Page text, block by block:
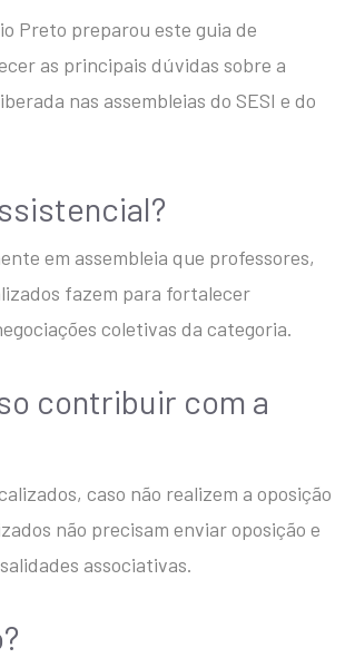
Preto preparou este guia de
as principais dúvidas sobre a
nas assembleias do SESI e do
em assembleia que professores,
fazem para fortalecer
coletivas da categoria.
contribuir com a
caso não realizem a oposição
não precisam enviar oposição e
associativas.